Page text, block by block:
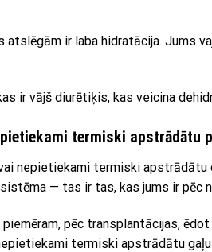
atslēgām ir laba hidratācija. Jums
ir vājš diurētiķis, kas veicina
termiski apstrādātu
nepietiekami termiski apstrādātu
— tas ir tas, kas jums ir pēc
pēc transplantācijas,
termiski apstrādātu